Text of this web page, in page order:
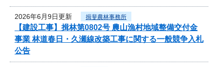
2026年6月9日更新 揖斐農林事務所
【建設工事】揖林第0802号 農山漁村地域整備交付金
事業 林道春日・久瀬線改築工事に関する一般競争入札
公告